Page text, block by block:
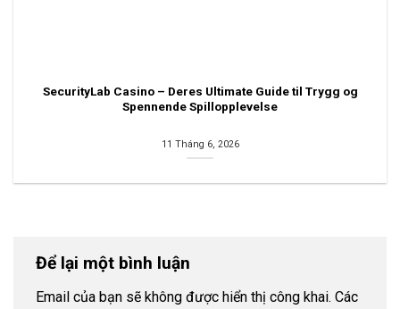
SecurityLab Casino – Deres Ultimate Guide til Trygg og
Spennende Spillopplevelse
11 Tháng 6, 2026
Để lại một bình luận
Email của bạn sẽ không được hiển thị công khai. Các